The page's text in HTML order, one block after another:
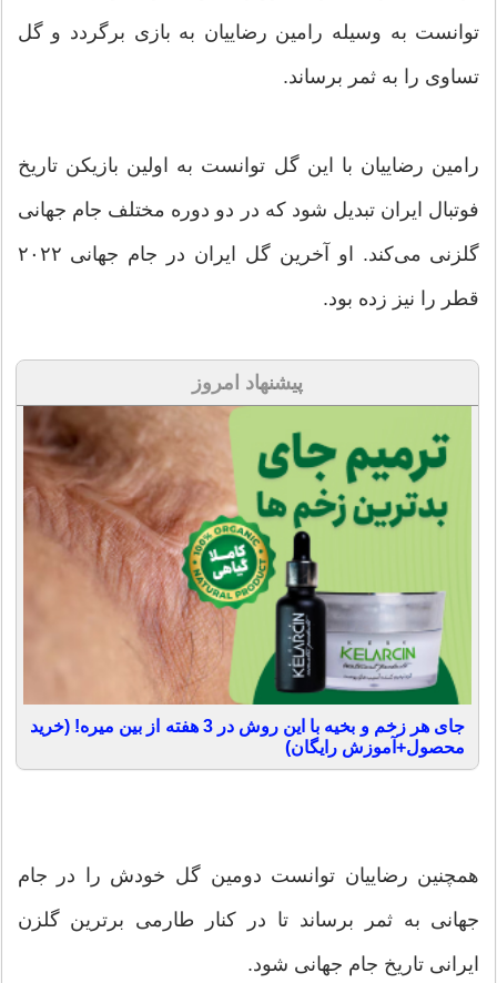
توانست به وسیله رامین رضاییان به بازی برگردد و گل
تساوی را به ثمر برساند.
رامین رضاییان با این گل توانست به اولین بازیکن تاریخ
فوتبال ایران تبدیل شود که در دو دوره مختلف جام جهانی
گلزنی می‌کند. او آخرین گل ایران در جام جهانی ۲۰۲۲
قطر را نیز زده بود.
پیشنهاد امروز
جای هر زخم و بخیه با این روش در 3 هفته از بین میره! (خرید
محصول+آموزش رایگان)
همچنین رضاییان توانست دومین گل خودش را در جام
جهانی به ثمر برساند تا در کنار طارمی برترین گلزن
ایرانی تاریخ جام جهانی شود.